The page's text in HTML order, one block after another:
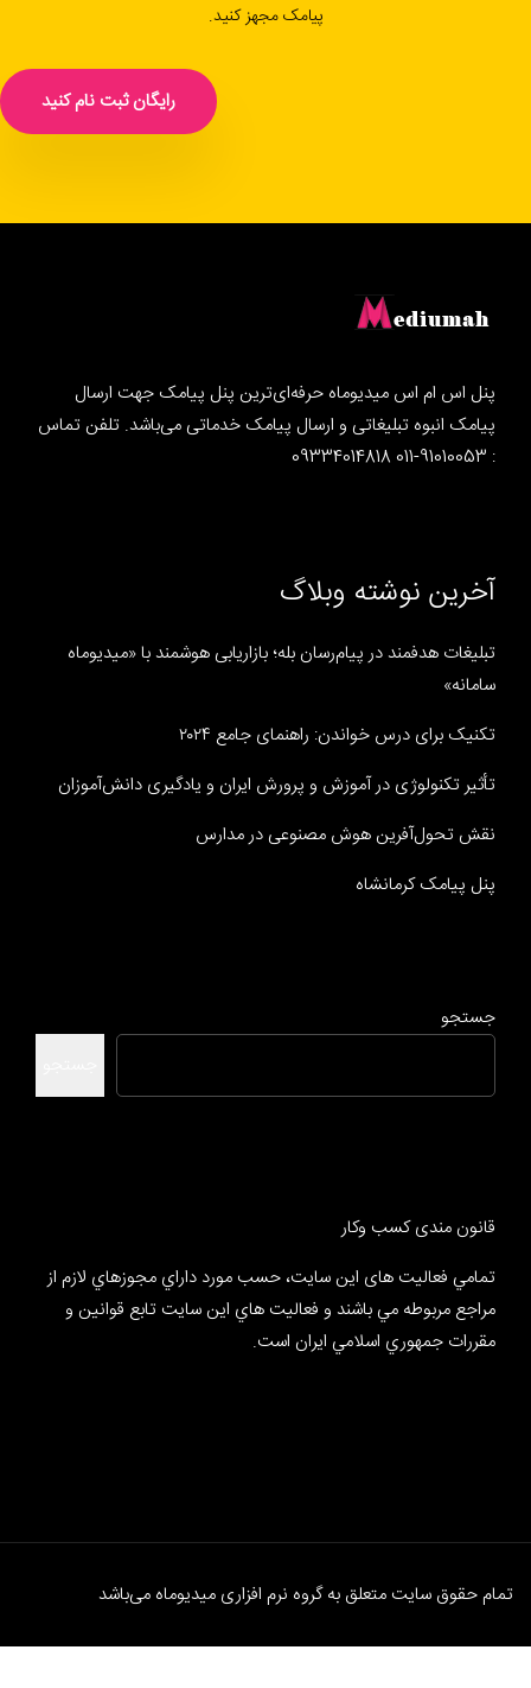
پیامک مجهز کنید.
رایگان ثبت نام کنید
پنل اس ام اس میدیوماه حرفه‌ای‌ترین پنل پیامک جهت ارسال
پیامک انبوه تبلیغاتی و ارسال پیامک خدماتی می‌باشد. تلفن تماس
: 91010053-011 09334014818
آخرین نوشته وبلاگ
تبلیغات هدفمند در پیام‌رسان بله؛ بازاریابی هوشمند با «میدیوماه
سامانه»
تکنیک برای درس خواندن: راهنمای جامع ۲۰۲۴
تأثیر تکنولوژی در آموزش و پرورش ایران و یادگیری دانش‌آموزان
نقش تحول‌آفرین هوش مصنوعی در مدارس
پنل پیامک کرمانشاه
جستجو
قانون مندی کسب وکار
تمامي فعالیت های این سایت، حسب مورد داراي مجوزهاي لازم از
مراجع مربوطه مي باشند و فعاليت هاي اين سايت تابع قوانين و
مقررات جمهوري اسلامي ايران است.
تمام حقوق سایت متعلق به گروه نرم افزاری میدیوماه می‌باشد